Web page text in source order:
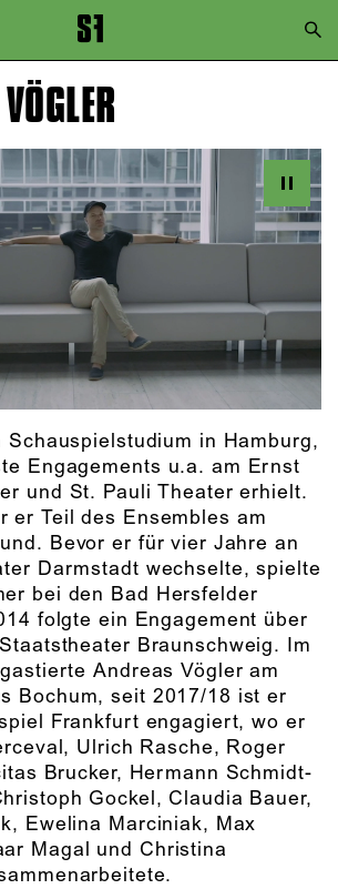
springen
springen
in Hamburg,
Engagements u.a. am Ernst
und St. Pauli Theater erhielt.
er Teil des Ensembles am
Bevor er für vier Jahre an
Darmstadt wechselte, spielte
bei den Bad Hersfelder
folgte ein Engagement über
Braunschweig. Im
Andreas Vögler am
Bochum, seit 2017/18 ist er
Frankfurt engagiert, wo er
Ulrich Rasche, Roger
Brucker, Hermann Schmidt-
Gockel, Claudia Bauer,
Ewelina Marciniak, Max
Magal und Christina